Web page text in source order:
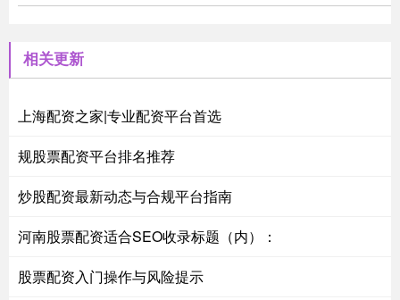
相关更新
上海配资之家|专业配资平台首选
规股票配资平台排名推荐
炒股配资最新动态与合规平台指南
河南股票配资适合SEO收录标题（内）：
股票配资入门操作与风险提示